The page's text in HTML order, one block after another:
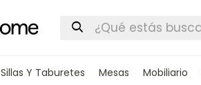
Sillas Y Taburetes Mesas Mobiliario